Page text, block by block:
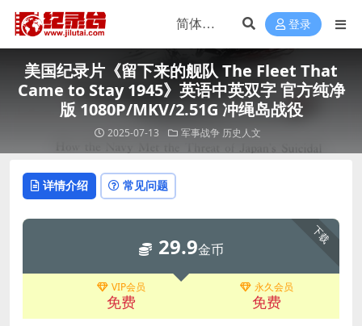
登录
美国纪录片《留下来的舰队 The Fleet That
Came to Stay 1945》英语中英双字 官方纯净
版 1080P/MKV/2.51G 冲绳岛战役
2025-07-13 军事战争 历史人文
详情介绍 常见问题
下载
29.9金币
VIP会员
免费
永久会员
免费